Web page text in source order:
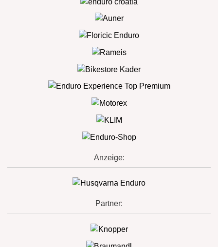
Anzeige:
Partner: